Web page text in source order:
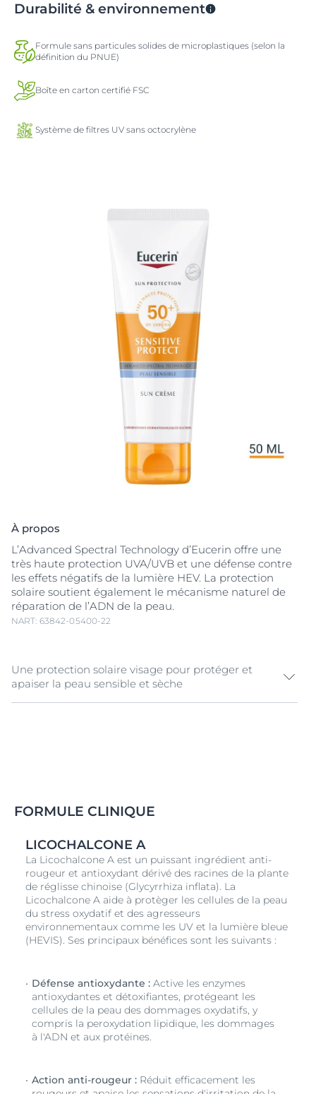
Durabilité & environnement
Formule sans particules solides de microplastiques (selon la
définition du PNUE)
Boîte en carton certifié FSC
Système de filtres UV sans octocrylène
À propos
L’Advanced Spectral Technology d’Eucerin offre une
très haute protection UVA/UVB et une défense contre
les effets négatifs de la lumière HEV. La protection
solaire soutient également le mécanisme naturel de
réparation de l’ADN de la peau.
NART: 63842-05400-22
Une protection solaire visage pour protéger et
apaiser la peau sensible et sèche
qui protège et apaise la peau sensible et sèche du
visage. La technologie Advanced Spectral Technology
large spectre, pour une très haute protection UV, à de
Licochalcone Apour neutralise les radicaux libres
générés par les rayons UV et la lumière HEV. Ce soin
solaire pour la peau sensible du visage contient
également de l’ Acide Glycyrrhétinique, qui soutient le
mécanisme naturel de réparation de l’ADN de la peau.
Sans parfum, avec une texture légère et crémeuse,
Sun Crème Visage Sensitive Protect SPF 50+ a fait
qu’il convient à la peau sensible, y compris la peau à
tendance atopique
FORMULE CLINIQUE
LICOCHALCONE A
La Licochalcone A est un puissant ingrédient anti-
rougeur et antioxydant dérivé des racines de la plante
de réglisse chinoise (Glycyrrhiza inflata). La
Licochalcone A aide à protèger les cellules de la peau
du stress oxydatif et des agresseurs
environnementaux comme les UV et la lumière bleue
(HEVIS). Ses principaux bénéfices sont les suivants :
Défense antioxydante : Active les enzymes
antioxydantes et détoxifiantes, protégeant les
cellules de la peau des dommages oxydatifs, y
compris la peroxydation lipidique, les dommages
à l'ADN et aux protéines.
Action anti-rougeur : Réduit efficacement les